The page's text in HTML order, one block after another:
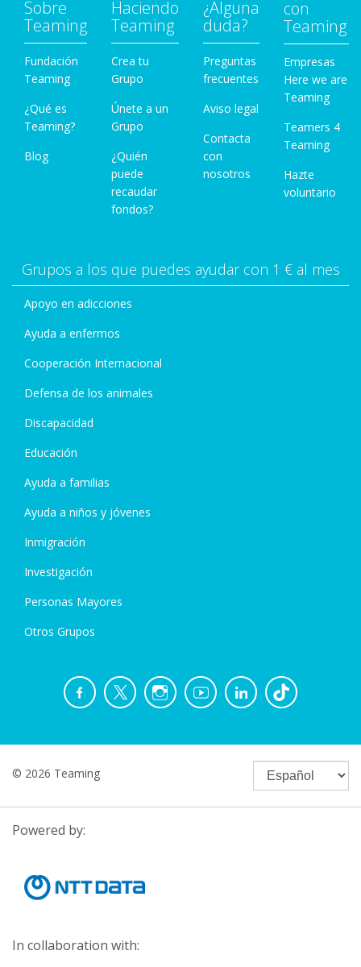
47759/
Sobre
Teaming
Fundación
Teaming
¿Qué es
Teaming?
Blog
Haciendo
Teaming
Crea tu
Grupo
Únete a un
Grupo
¿Quién
puede
recaudar
fondos?
¿Alguna
duda?
Preguntas
frecuentes
Aviso legal
Contacta
con
nosotros
con
Teaming
Empresas
Here we are
Teaming
Teamers 4
Teaming
Hazte
voluntario
Grupos a los que puedes ayudar con 1 € al mes
Apoyo en adicciones
Ayuda a enfermos
Cooperación Internacional
Defensa de los animales
Discapacidad
Educación
Ayuda a familias
Ayuda a niños y jóvenes
Inmigración
Investigación
Personas Mayores
Otros Grupos
© 2026 Teaming
Powered by:
In collaboration with: